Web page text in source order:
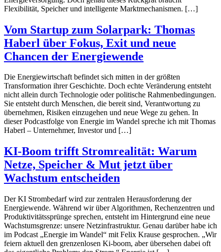
Flexibilität, Speicher und intelligente Marktmechanismen. […]
Vom Startup zum Solarpark: Thomas
Haberl über Fokus, Exit und neue
Chancen der Energiewende
Die Energiewirtschaft befindet sich mitten in der größten
Transformation ihrer Geschichte. Doch echte Veränderung entsteht
nicht allein durch Technologie oder politische Rahmenbedingungen.
Sie entsteht durch Menschen, die bereit sind, Verantwortung zu
übernehmen, Risiken einzugehen und neue Wege zu gehen. In
dieser Podcastfolge von Energie im Wandel spreche ich mit Thomas
Haberl – Unternehmer, Investor und […]
KI-Boom trifft Stromrealität: Warum
Netze, Speicher & Mut jetzt über
Wachstum entscheiden
Der KI Strombedarf wird zur zentralen Herausforderung der
Energiewende. Während wir über Algorithmen, Rechenzentren und
Produktivitätssprünge sprechen, entsteht im Hintergrund eine neue
Wachstumsgrenze: unsere Netzinfrastruktur. Genau darüber habe ich
im Podcast „Energie im Wandel“ mit Felix Krause gesprochen. „Wir
feiern aktuell den grenzenlosen Ki-boom, aber übersehen dabei oft